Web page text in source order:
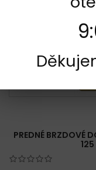
PREDNÉ BRZDOVÉ